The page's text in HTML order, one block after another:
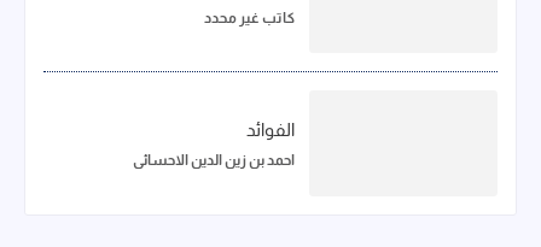
كاتب غير محدد
الفوائد
احمد بن زين الدين الاحسائي